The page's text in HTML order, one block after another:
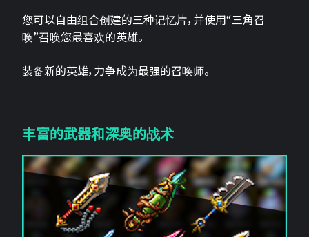
您可以自由组合创建的三种记忆片，并使用“三角召
唤”召唤您最喜欢的英雄。
装备新的英雄，力争成为最强的召唤师。
丰富的武器和深奥的战术